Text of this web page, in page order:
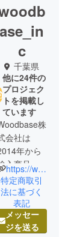
ase_in
c
千葉県
他に24件の
プロジェク
トを掲載し
ています
株
会社は
年から
入商品を
中心とした
物販事業を
スタート
、皆様に
までより
https://www.woodbaseinc.com/
特定商取引
法に基づく
表記
メッセー
ジを送る